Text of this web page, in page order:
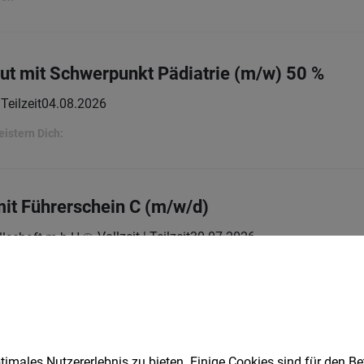
mit Schwerpunkt Pädiatrie (m/w) 50 %
Teilzeit04.08.2026
Dich:
Führerschein C (m/w/d)
m.b.H. Vollzeit | Teilzeit30.07.2026
Woche
Vollzeit 29.07.2026